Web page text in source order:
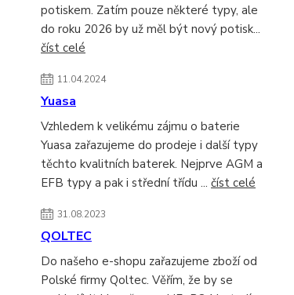
potiskem. Zatím pouze některé typy, ale
do roku 2026 by už měl být nový potisk...
číst celé
11.04.2024
Yuasa
Vzhledem k velikému zájmu o baterie
Yuasa zařazujeme do prodeje i další typy
těchto kvalitních baterek. Nejprve AGM a
EFB typy a pak i střední třídu ... číst celé
31.08.2023
QOLTEC
Do našeho e-shopu zařazujeme zboží od
Polské firmy Qoltec. Věřím, že by se